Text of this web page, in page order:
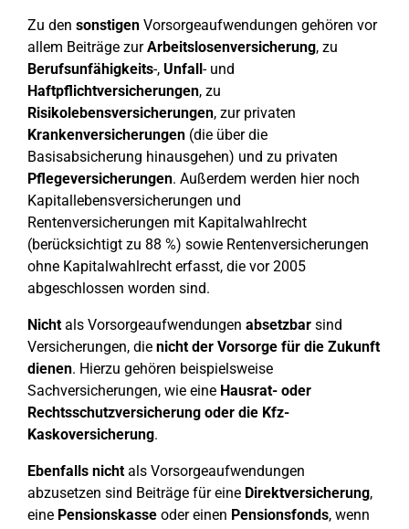
Zu den sonstigen Vorsorgeaufwendungen gehören vor
allem Beiträge zurArbeitslosenversicherung, zu
Berufsunfähigkeits-, Unfall- und
Haftpflichtversicherungen, zu
Risikolebensversicherungen, zur privaten
Krankenversicherungen (die über die
Basisabsicherung hinausgehen) und zu privaten
Pflegeversicherungen. Außerdem werden hier noch
Kapitallebensversicherungen und
Rentenversicherungen mit Kapitalwahlrecht
(berücksichtigt zu 88 %) sowie Rentenversicherungen
ohne Kapitalwahlrecht erfasst, die vor 2005
abgeschlossen worden sind.
Nichtals Vorsorgeaufwendungen absetzbar sind
Versicherungen, die nicht der Vorsorge für die Zukunft
dienen. Hierzu gehören beispielsweise
Sachversicherungen, wie eine Hausrat- oder
Rechtsschutzversicherung oder die Kfz-
Kaskoversicherung.
Ebenfalls nichtals Vorsorgeaufwendungen
abzusetzen sind Beiträge für eine Direktversicherung,
eine Pensionskasse oder einen Pensionsfonds, wenn